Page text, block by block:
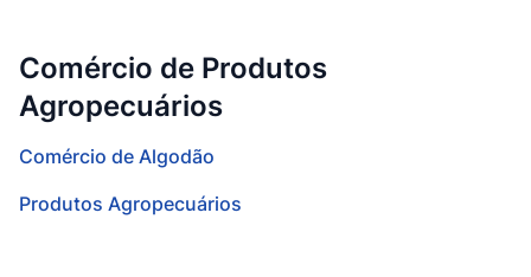
Comércio de Produtos
Agropecuários
Comércio de Algodão
Produtos Agropecuários